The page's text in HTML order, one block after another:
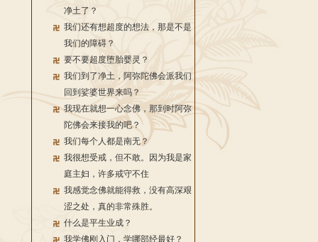
净土了？
我们还有想超度的想法，那是不是
我们的障碍？
要不要超度堕胎婴灵？
我们到了净土，阿弥陀佛会派我们
回到娑婆世界来吗？
我现在就想一心念佛，那到时阿弥
陀佛会来接我的吧？
我们每个人都是南无？
我很想受戒，但不敢。因为我是家
庭主妇，许多戒守不住
我感觉念佛就能得救，没有高深艰
涩之处，真的非常殊胜。
什么是平生业成？
我学佛刚入门，学哪部经最好？